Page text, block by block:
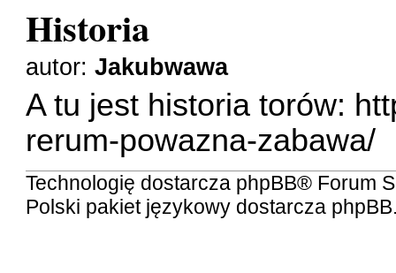
Historia
autor:Jakubwawa
A tu jest historia torów:
rerum-powazna-zabawa/
Technologię dostarcza phpBB® Forum
Polski pakiet językowy dostarcza